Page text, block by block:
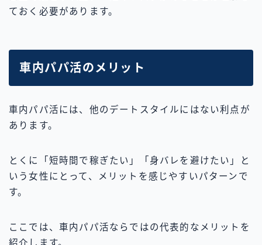
ておく必要があります。
車内パパ活のメリット
車内パパ活には、他のデートスタイルにはない利点が
あります。
とくに「短時間で稼ぎたい」「身バレを避けたい」と
いう女性にとって、メリットを感じやすいパターンで
す。
ここでは、車内パパ活ならではの代表的なメリットを